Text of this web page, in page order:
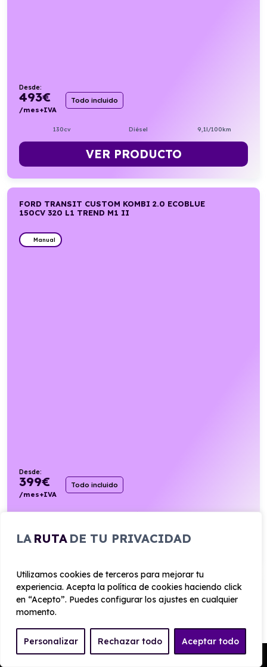
LA RUTA DE TU PRIVACIDAD
Utilizamos cookies de terceros para mejorar tu
experiencia. Acepta la política de cookies haciendo click
en “Acepto”. Puedes configurar los ajustes en cualquier
momento.
Personalizar Rechazar todo Aceptar todo
Desde:
493€
/mes+IVA
Todo incluido
130cv Diésel 9,1l/100km
VER PRODUCTO
FORD TRANSIT CUSTOM KOMBI 2.0 ECOBLUE
150CV 320 L1 TREND M1 II
Manual
Desde:
399€
/mes+IVA
Todo incluido
150cv Diésel 7,4l/100km
VER PRODUCTO
FORD TRANSIT COURIER VAN 1.5 ECOBLUE
TREND II
Pedir Presupuesto